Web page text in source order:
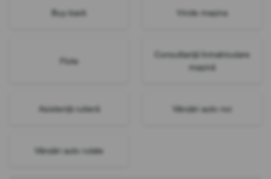
Buy-back Vinde mașina
Flote
Consultanță înmatriculare
mașină
Asistență rutieră Vânzări auto noi
Vânzări auto rulate